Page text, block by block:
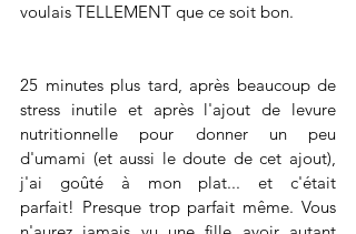
voulais TELLEMENT que ce soit bon.
25 minutes plus tard, après beaucoup de
stress inutile et après l'ajout de levure
nutritionnelle pour donner un peu
d'umami (et aussi le doute de cet ajout),
j'ai goûté à mon plat... et c'était
parfait! Presque trop parfait même. Vous